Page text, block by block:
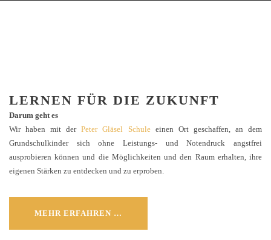
LERNEN FÜR DIE ZUKUNFT
Darum geht es
Wir haben mit derPeter Gläsel Schuleeinen Ort geschaffen, an dem
Grundschulkinder sich ohne Leistungs- und Notendruck angstfrei
ausprobieren können und die Möglichkeiten und den Raum erhalten, ihre
eigenen Stärken zu entdecken und zu erproben.
MEHR ERFAHREN …